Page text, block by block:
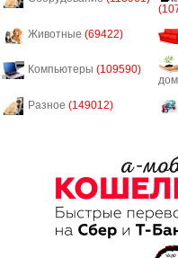
Животные (69422)
Компьютеры (109590)
Разное (149012)